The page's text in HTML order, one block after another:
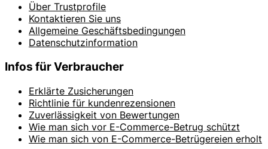
Über Trustprofile
Kontaktieren Sie uns
Allgemeine Geschäftsbedingungen
Datenschutzinformation
Infos für Verbraucher
Erklärte Zusicherungen
Richtlinie für kundenrezensionen
Zuverlässigkeit von Bewertungen
Wie man sich vor E-Commerce-Betrug schützt
Wie man sich von E-Commerce-Betrügereien erholt